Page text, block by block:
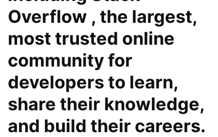
Overflow , the largest,
most trusted online
community for
developers to learn,
share their knowledge,
and build their careers.